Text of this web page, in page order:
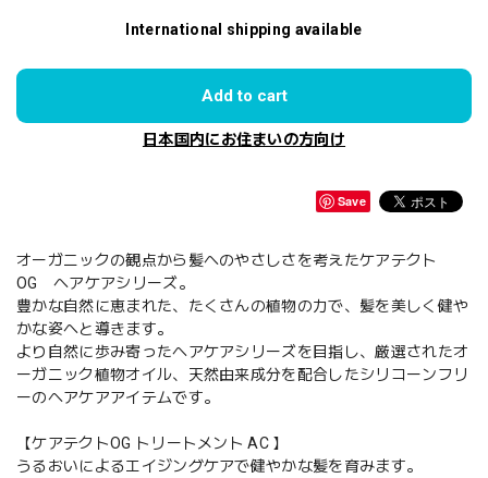
International shipping available
Add to cart
日本国内にお住まいの方向け
Save
オーガニックの観点から髪へのやさしさを考えたケアテクト
OG ヘアケアシリーズ。
豊かな自然に恵まれた、たくさんの植物の力で、髪を美しく健や
かな姿へと導きます。
より自然に歩み寄ったヘアケアシリーズを目指し、厳選されたオ
ーガニック植物オイル、天然由来成分を配合したシリコーンフリ
ーのヘアケアアイテムです。
【ケアテクトOG トリートメント AC 】
うるおいによるエイジングケアで健やかな髪を育みます。